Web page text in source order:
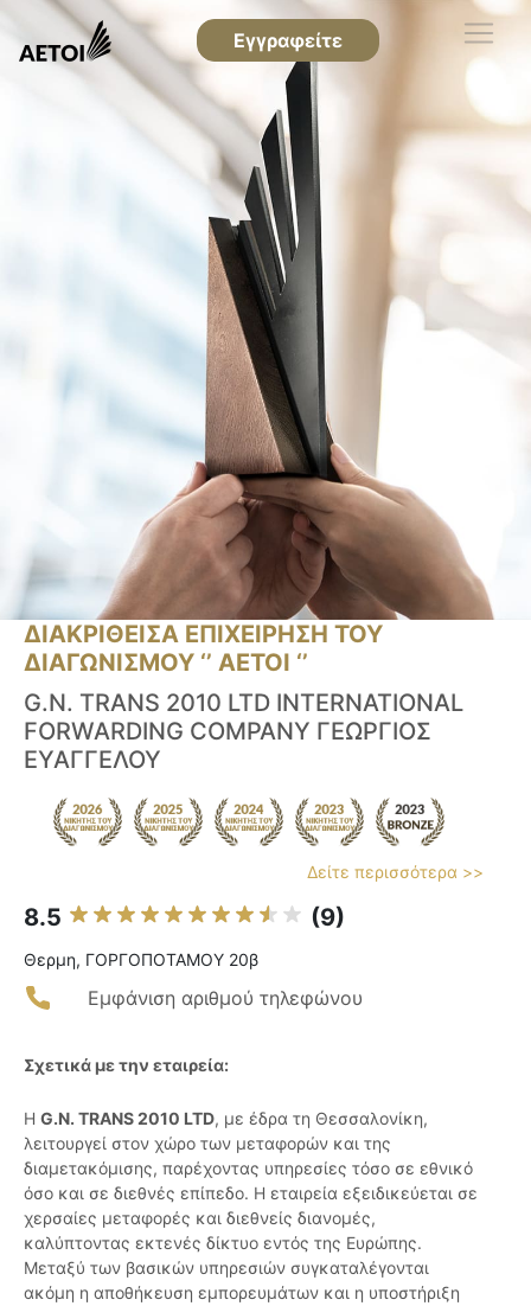
Εγγραφείτε
ΔΙΑΚΡΙΘΕΙΣΑ ΕΠΙΧΕΙΡΗΣΗ ΤΟΥ
ΔΙΑΓΩΝΙΣΜΟΥ ‘’ ΑΕΤΟΙ ‘’
G.N. TRANS 2010 LTD INTERNATIONAL
FORWARDING COMPANY ΓΕΩΡΓΙΟΣ
ΕΥΑΓΓΕΛΟΥ
Δείτε περισσότερα >>
8.5 (9)
Θερμη, ΓΟΡΓΟΠΟΤΑΜΟΥ 20β
Εμφάνιση αριθμού τηλεφώνου
Σχετικά με την εταιρεία:
Η G.N. TRANS 2010 LTD, με έδρα τη Θεσσαλονίκη,
λειτουργεί στον χώρο των μεταφορών και της
διαμετακόμισης, παρέχοντας υπηρεσίες τόσο σε εθνικό
όσο και σε διεθνές επίπεδο. Η εταιρεία εξειδικεύεται σε
χερσαίες μεταφορές και διεθνείς διανομές,
καλύπτοντας εκτενές δίκτυο εντός της Ευρώπης.
Μεταξύ των βασικών υπηρεσιών συγκαταλέγονται
ακόμη η αποθήκευση εμπορευμάτων και η υποστήριξη